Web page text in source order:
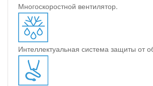
Многоскоростной вентилятор.
Интеллектуальная система защиты от